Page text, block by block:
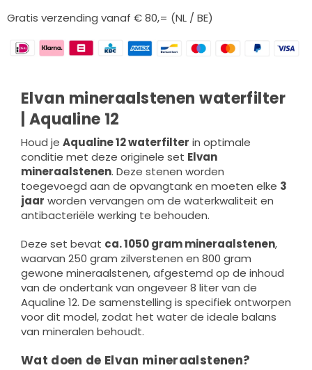
Gratis verzending vanaf € 80,= (NL / BE)
Elvan mineraalstenen waterfilter
| Aqualine 12
Houd je Aqualine 12 waterfilter in optimale
conditie met deze originele set Elvan
mineraalstenen. Deze stenen worden
toegevoegd aan de opvangtank en moeten elke 3
jaar worden vervangen om de waterkwaliteit en
antibacteriële werking te behouden.
Deze set bevat ca. 1050 gram mineraalstenen,
waarvan 250 gram zilverstenen en 800 gram
gewone mineraalstenen, afgestemd op de inhoud
van de ondertank van ongeveer 8 liter van de
Aqualine 12. De samenstelling is specifiek ontworpen
voor dit model, zodat het water de ideale balans
van mineralen behoudt.
Wat doen de Elvan mineraalstenen?